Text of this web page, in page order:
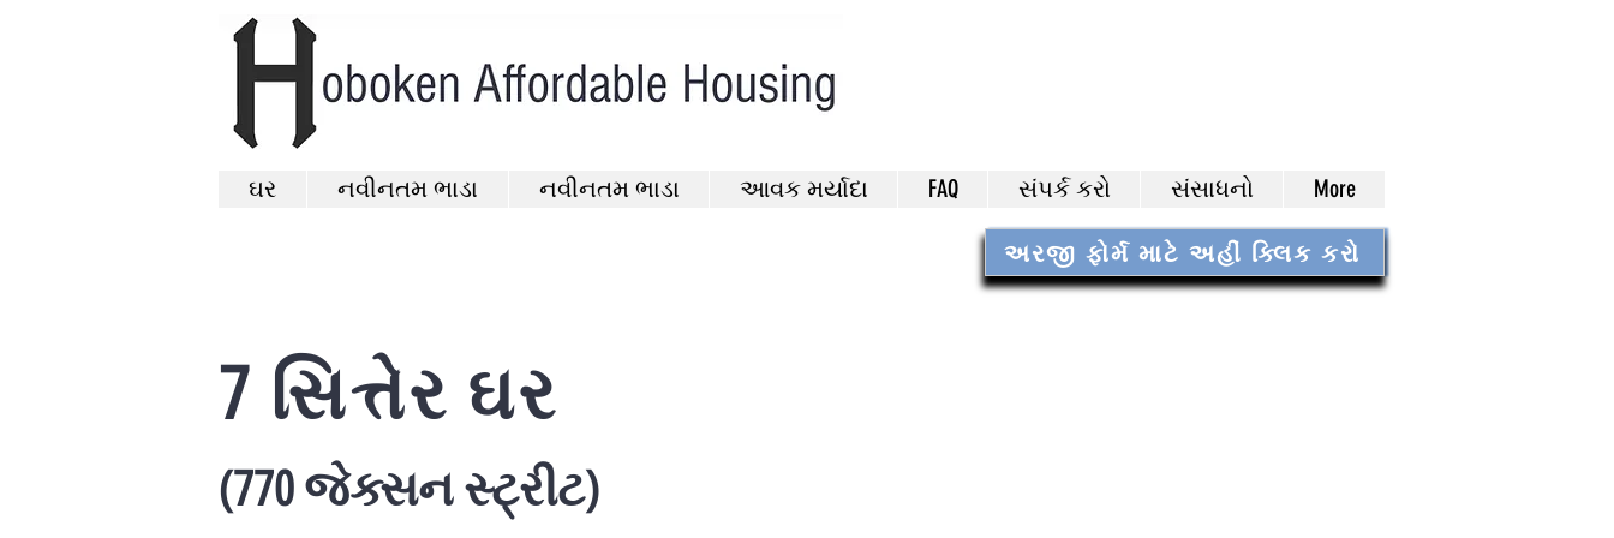
ઘર નવીનતમ ભાડા નવીનતમ ભાડા આવક મર્યાદા FAQ સંપર્ક કરો સંસાધનો More
અરજી ફોર્મ માટે અહીં ક્લિક કરો
7 સિત્તેર ઘર
(770 જેક્સન સ્ટ્રીટ)